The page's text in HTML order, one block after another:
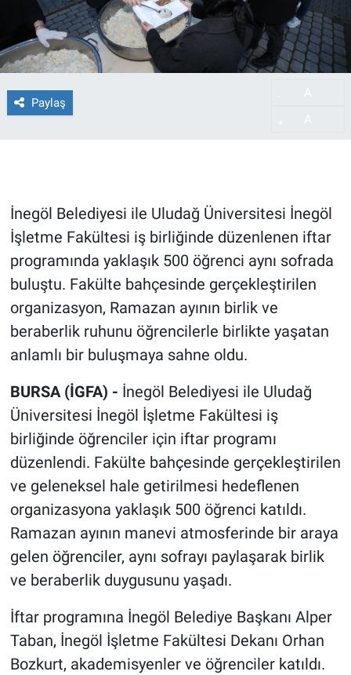
Paylaş
İnegöl Belediyesi ile Uludağ Üniversitesi İnegöl
İşletme Fakültesi iş birliğinde düzenlenen iftar
programında yaklaşık 500 öğrenci aynı sofrada
buluştu. Fakülte bahçesinde gerçekleştirilen
organizasyon, Ramazan ayının birlik ve
beraberlik ruhunu öğrencilerle birlikte yaşatan
anlamlı bir buluşmaya sahne oldu.
BURSA (İGFA) - İnegöl Belediyesi ile Uludağ
Üniversitesi İnegöl İşletme Fakültesi iş
birliğinde öğrenciler için iftar programı
düzenlendi. Fakülte bahçesinde gerçekleştirilen
ve geleneksel hale getirilmesi hedeflenen
organizasyona yaklaşık 500 öğrenci katıldı.
Ramazan ayının manevi atmosferinde bir araya
gelen öğrenciler, aynı sofrayı paylaşarak birlik
ve beraberlik duygusunu yaşadı.
İftar programına İnegöl Belediye Başkanı Alper
Taban, İnegöl İşletme Fakültesi Dekanı Orhan
Bozkurt, akademisyenler ve öğrenciler katıldı.